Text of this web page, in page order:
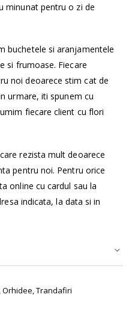
minunat pentru o zi de
buchetele si aranjamentele
si frumoase. Fiecare
noi deoarece stim cat de
urmare, iti spunem cu
fiecare client cu flori
rezista mult deoarece
pentru noi. Pentru orice
online cu cardul sau la
indicata, la data si in
Orhidee, Trandafiri